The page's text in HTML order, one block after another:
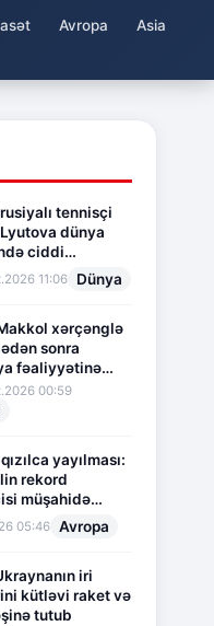
Avropa
Asia
tennisçi
dünya
ciddi
imza atdı
11:06 Dünya
xərçənglə
sonra
fəaliyyətinə
00:59
yayılması:
rekord
müşahidə
05:46 Avropa
iri
kütləvi raket və
tutub